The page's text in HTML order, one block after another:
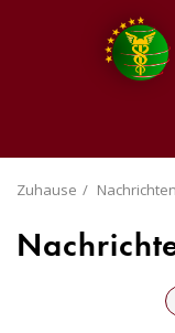
Zuhause Nachrichten